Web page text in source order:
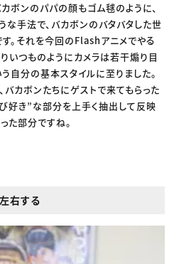
ボンのパパの顔もゴム毬のように、
な手法で、バカボンのバタバタした世
。それを今回のFlashアニメでやる
いつものようにカメラは若干煽り目
自分の基本スタイルに至りました。
カボンたちにゲストで来てもらった
好き”な部分を上手く抽出して反映
た部分ですね。
右する